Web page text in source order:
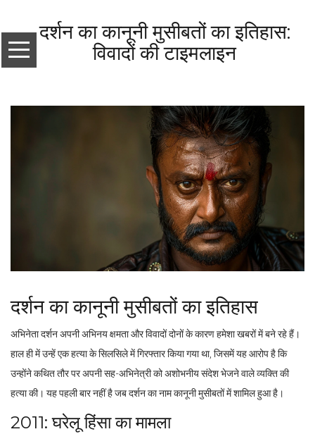
दर्शन का कानूनी मुसीबतों का इतिहास:
विवादों की टाइमलाइन
दर्शन का कानूनी मुसीबतों का इतिहास
अभिनेता दर्शन अपनी अभिनय क्षमता और विवादों दोनों के कारण हमेशा खबरों में बने रहे हैं।
हाल ही में उन्हें एक हत्या के सिलसिले में गिरफ्तार किया गया था, जिसमें यह आरोप है कि
उन्होंने कथित तौर पर अपनी सह-अभिनेत्री को अशोभनीय संदेश भेजने वाले व्यक्ति की
हत्या की। यह पहली बार नहीं है जब दर्शन का नाम कानूनी मुसीबतों में शामिल हुआ है।
2011: घरेलू हिंसा का मामला